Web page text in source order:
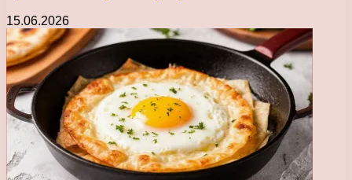
15.06.2026